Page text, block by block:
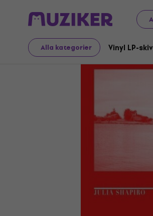
Alla kategorier Vinyl LP-
LP-skivor och CD-skivor Vinyl LP-